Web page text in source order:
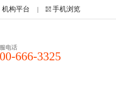
机构平台 手机浏览
电话
666-3325